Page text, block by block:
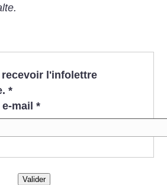
l'infolettre
*
mail *
Valider